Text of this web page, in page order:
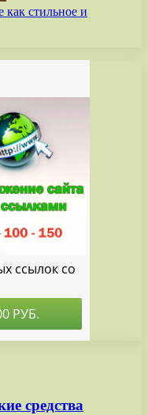
как стильное и
средства